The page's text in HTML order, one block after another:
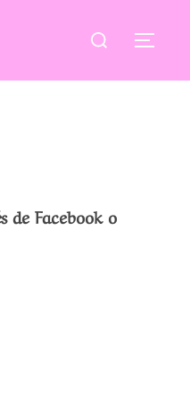
Buscar:
Facebook o